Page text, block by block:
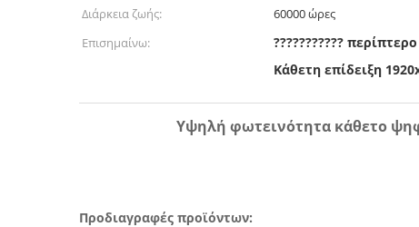
Διάρκεια ζωής:
60000 ώρες
Επισημαίνω:
???????????
Κάθετη επίδειξη
Υψηλή φωτεινότητα κάθετο
Προδιαγραφές προϊόντων: